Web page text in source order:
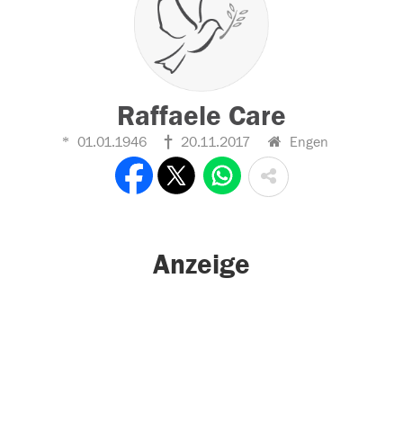
Raffaele Care
01.01.1946 20.11.2017 Engen
Anzeige